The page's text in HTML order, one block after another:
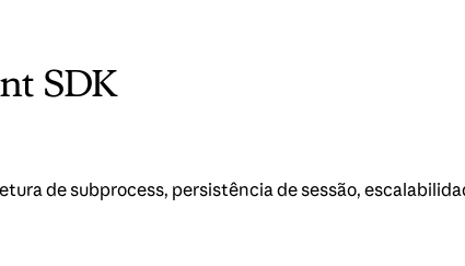
SDK
de subprocess, persistência de sessão,